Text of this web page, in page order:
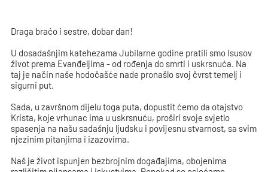
Draga braćo i sestre, dobar dan!
U dosadašnjim katehezama Jubilarne godine pratili smo Isusov
život prema Evanđeljima - od rođenja do smrti i uskrsnuća. Na
taj je način naše hodočašće nade pronašlo svoj čvrst temelj i
sigurni put.
Sada, u završnom dijelu toga puta, dopustit ćemo da otajstvo
Krista, koje vrhunac ima u uskrsnuću, proširi svoje svjetlo
spasenja na našu sadašnju ljudsku i povijesnu stvarnost, sa svim
njezinim pitanjima i izazovima.
Naš je život ispunjen bezbrojnim događajima, obojenima